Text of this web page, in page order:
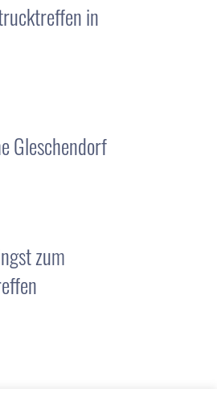
in
Gleschendorf
zum